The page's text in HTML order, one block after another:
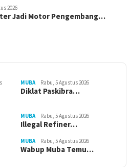
2026
Jadi Motor Pengembang…
MUBA Rabu, 5 Agustus 2026
Diklat Paskibra…
MUBA Rabu, 5 Agustus 2026
Illegal Refiner…
MUBA Rabu, 5 Agustus 2026
Wabup Muba Temu…